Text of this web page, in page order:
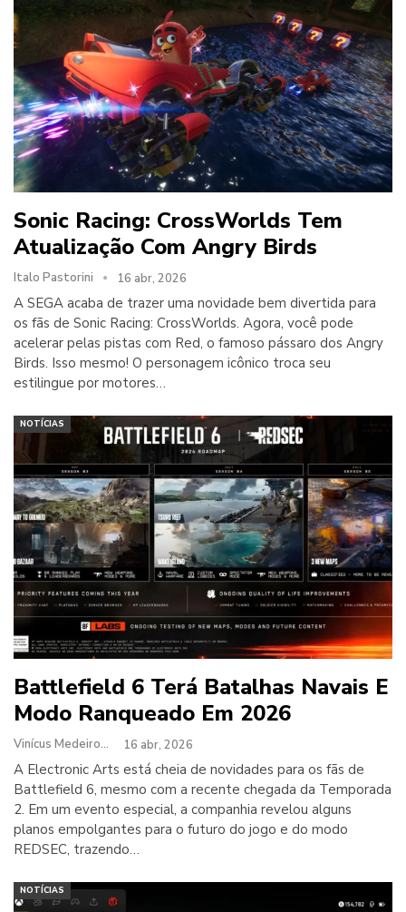
Sonic Racing: CrossWorlds Tem
Atualização Com Angry Birds
Italo Pastorini 16 abr, 2026
A SEGA acaba de trazer uma novidade bem divertida para
os fãs de Sonic Racing: CrossWorlds. Agora, você pode
acelerar pelas pistas com Red, o famoso pássaro dos Angry
Birds. Isso mesmo! O personagem icônico troca seu
estilingue por motores…
NOTÍCIAS
Battlefield 6 Terá Batalhas Navais E
Modo Ranqueado Em 2026
Vinícus Medeiros 16 abr, 2026
A Electronic Arts está cheia de novidades para os fãs de
Battlefield 6, mesmo com a recente chegada da Temporada
2. Em um evento especial, a companhia revelou alguns
planos empolgantes para o futuro do jogo e do modo
REDSEC, trazendo…
NOTÍCIAS